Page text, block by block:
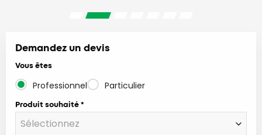
Demandez un devis
Vous êtes
Professionnel Particulier
Produit souhaité